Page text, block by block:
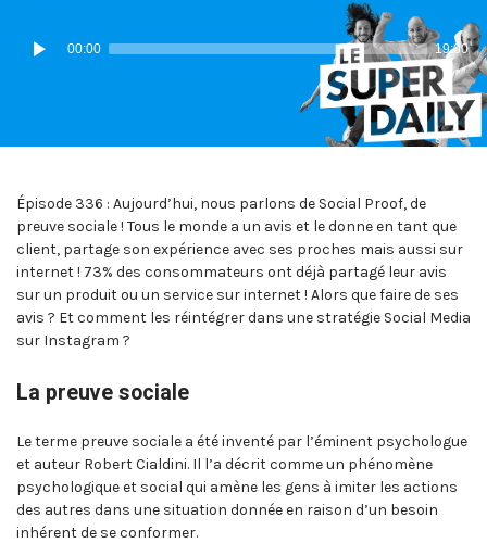
Lecteur
audio
00:00 19:00
Épisode 336 : Aujourd’hui, nous parlons de Social Proof, de
preuve sociale ! Tous le monde a un avis et le donne en tant que
client, partage son expérience avec ses proches mais aussi sur
internet ! 73% des consommateurs ont déjà partagé leur avis
sur un produit ou un service sur internet ! Alors que faire de ses
avis ? Et comment les réintégrer dans une stratégie Social Media
sur Instagram ?
La preuve sociale
Le terme preuve sociale a été inventé par l’éminent psychologue
et auteur Robert Cialdini. Il l’a décrit comme un phénomène
psychologique et social qui amène les gens à imiter les actions
des autres dans une situation donnée en raison d’un besoin
inhérent de se conformer.